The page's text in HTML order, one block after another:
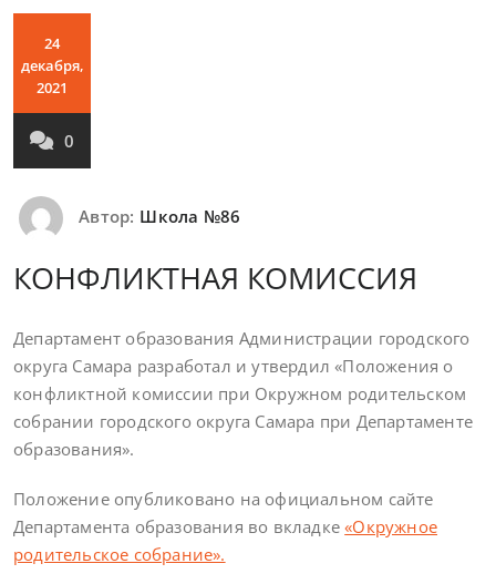
24
декабря,
2021
0
Автор: Школа №86
КОНФЛИКТНАЯ КОМИССИЯ
Департамент образования Администрации городского
округа Самара разработал и утвердил «Положения о
конфликтной комиссии при Окружном родительском
собрании городского округа Самара при Департаменте
образования».
Положение опубликовано на официальном сайте
Департамента образования во вкладке«Окружное
родительское собрание».